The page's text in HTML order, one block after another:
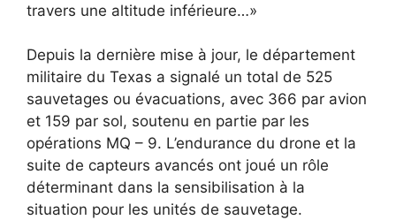
travers une altitude inférieure…»
Depuis la dernière mise à jour, le département
militaire du Texas a signalé un total de 525
sauvetages ou évacuations, avec 366 par avion
et 159 par sol, soutenu en partie par les
opérations MQ – 9. L’endurance du drone et la
suite de capteurs avancés ont joué un rôle
déterminant dans la sensibilisation à la
situation pour les unités de sauvetage.